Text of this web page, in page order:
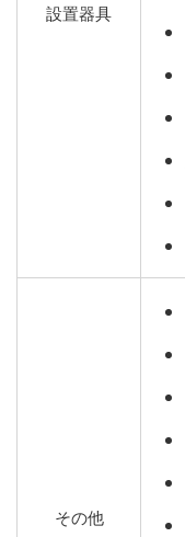
設置器具
その他